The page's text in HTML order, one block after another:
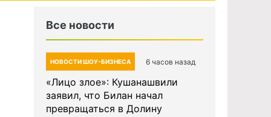
Все новости
НОВОСТИ ШОУ-БИЗНЕСА 6 часов назад
«Лицо злое»: Кушанашвили
заявил, что Билан начал
превращаться в Долину